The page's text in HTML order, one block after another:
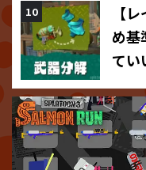
【
め基
てい